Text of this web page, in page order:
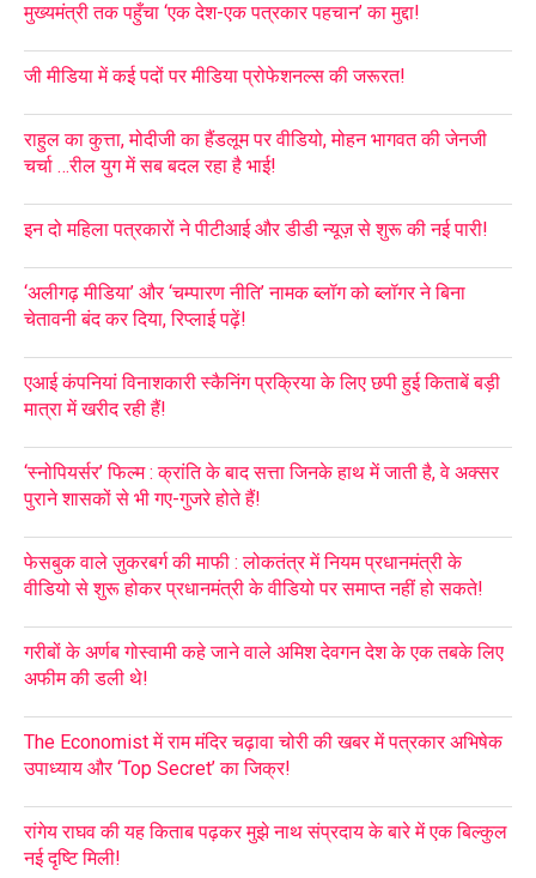
मुख्यमंत्री तक पहुँचा ‘एक देश-एक पत्रकार पहचान’ का मुद्दा!
जी मीडिया में कई पदों पर मीडिया प्रोफेशनल्स की जरूरत!
राहुल का कुत्ता, मोदीजी का हैंडलूम पर वीडियो, मोहन भागवत की जेनजी
चर्चा …रील युग में सब बदल रहा है भाई!
इन दो महिला पत्रकारों ने पीटीआई और डीडी न्यूज़ से शुरू की नई पारी!
‘अलीगढ़ मीडिया’ और ‘चम्पारण नीति’ नामक ब्लॉग को ब्लॉगर ने बिना
चेतावनी बंद कर दिया, रिप्लाई पढ़ें!
एआई कंपनियां विनाशकारी स्कैनिंग प्रक्रिया के लिए छपी हुई किताबें बड़ी
मात्रा में खरीद रही हैं!
‘स्नोपियर्सर’ फिल्म : क्रांति के बाद सत्ता जिनके हाथ में जाती है, वे अक्सर
पुराने शासकों से भी गए-गुजरे होते हैं!
फेसबुक वाले ज़ुकरबर्ग की माफी : लोकतंत्र में नियम प्रधानमंत्री के
वीडियो से शुरू होकर प्रधानमंत्री के वीडियो पर समाप्त नहीं हो सकते!
गरीबों के अर्णब गोस्वामी कहे जाने वाले अमिश देवगन देश के एक तबके लिए
अफीम की डली थे!
The Economist में राम मंदिर चढ़ावा चोरी की खबर में पत्रकार अभिषेक
उपाध्याय और ‘Top Secret’ का जिक्र!
रांगेय राघव की यह किताब पढ़कर मुझे नाथ संप्रदाय के बारे में एक बिल्कुल
नई दृष्टि मिली!